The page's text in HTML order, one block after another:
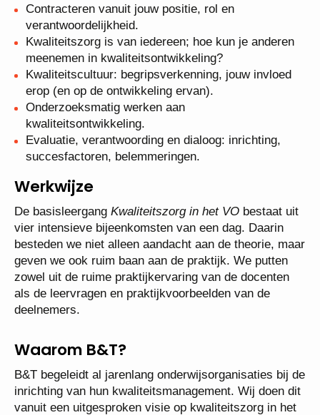
Contracteren vanuit jouw positie, rol en
verantwoordelijkheid.
Kwaliteitszorg is van iedereen; hoe kun je anderen
meenemen in kwaliteitsontwikkeling?
Kwaliteitscultuur: begripsverkenning, jouw invloed
erop (en op de ontwikkeling ervan).
Onderzoeksmatig werken aan
kwaliteitsontwikkeling.
Evaluatie, verantwoording en dialoog: inrichting,
succesfactoren, belemmeringen.
Werkwijze
De basisleergang Kwaliteitszorg in het VO bestaat uit
vier intensieve bijeenkomsten van een dag. Daarin
besteden we niet alleen aandacht aan de theorie, maar
geven we ook ruim baan aan de praktijk. We putten
zowel uit de ruime praktijkervaring van de docenten
als de leervragen en praktijkvoorbeelden van de
deelnemers.
Waarom B&T?
B&T begeleidt al jarenlang onderwijsorganisaties bij de
inrichting van hun kwaliteitsmanagement. Wij doen dit
vanuit een uitgesproken visie op kwaliteitszorg in het